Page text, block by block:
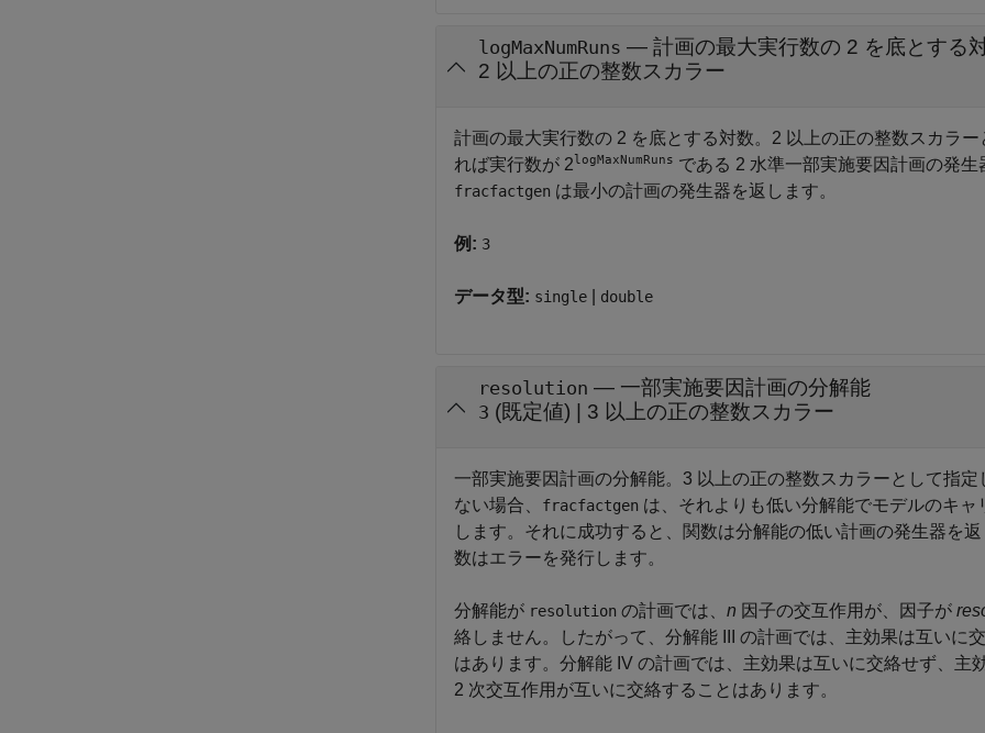
logMaxNumRuns — 計画の最大実行数の 2 を底とする
2 以上の正の整数スカラー
計画の最大実行数の 2 を底とする対数。2 以上の正の整数スカラ
れば実行数が 2logMaxNumRuns である 2 水準一部実施要因計画の発生
fracfactgen は最小の計画の発生器を返します。
例: 3
データ型: single double
resolution — 一部実施要因計画の分解能
3 (既定値) | 3 以上の正の整数スカラー
一部実施要因計画の分解能。3 以上の正の整数スカラーとして指
ない場合、 fracfactgen は、それよりも低い分解能でモデルのキ
します。それに成功すると、関数は分解能の低い計画の発生器を
数はエラーを発行します。
分解能が resolution の計画では、 n 因子の交互作用が、因子が
絡しません。したがって、分解能 III の計画では、主効果は互いに
はあります。分解能 IV の計画では、主効果は互いに交絡せず、主
2 次交互作用が互いに交絡することはあります。